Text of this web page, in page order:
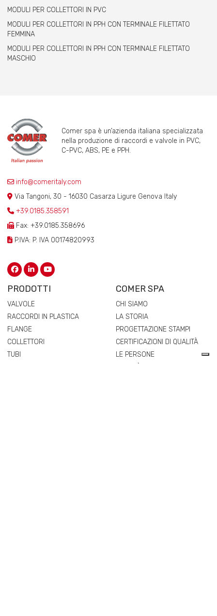
MODULI PER COLLETTORI IN PVC
MODULI PER COLLETTORI IN PPH CON TERMINALE FILETTATO
FEMMINA
MODULI PER COLLETTORI IN PPH CON TERMINALE FILETTATO
MASCHIO
Comer spa è un’azienda italiana specializzata
nella produzione di raccordi e valvole in PVC,
C-PVC, ABS, PE e PPH.
info@comeritaly.com
Via Tangoni, 30 - 16030 Casarza Ligure Genova Italy
+39.0185.358591
Fax: +39.0185.358696
P.IVA: P. IVA 00174820993
PRODOTTI
VALVOLE
RACCORDI IN PLASTICA
FLANGE
COLLETTORI
TUBI
COMER SPA
CHI SIAMO
LA STORIA
PROGETTAZIONE STAMPI
CERTIFICAZIONI DI QUALITÀ
LE PERSONE